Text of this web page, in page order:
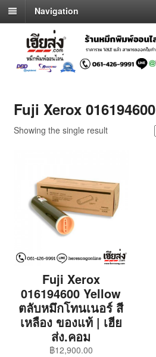
Navigation
Fuji Xerox 016194600
Showing the single result
Fuji Xerox
016194600 Yellow
ตลับหมึกโทนเนอร์ สี
เหลือง ของแท้ | เฮีย
ส่ง.คอม
฿12,900.00